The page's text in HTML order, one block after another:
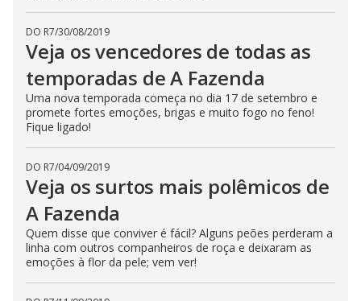
DO R7/30/08/2019
Veja os vencedores de todas as
temporadas de A Fazenda
Uma nova temporada começa no dia 17 de setembro e
promete fortes emoções, brigas e muito fogo no feno!
Fique ligado!
DO R7/04/09/2019
Veja os surtos mais polêmicos de
A Fazenda
Quem disse que conviver é fácil? Alguns peões perderam a
linha com outros companheiros de roça e deixaram as
emoções à flor da pele; vem ver!